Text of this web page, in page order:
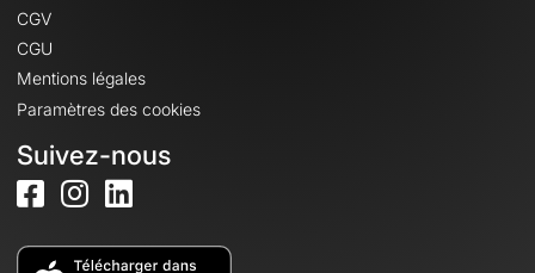
CGV
CGU
Mentions légales
Paramètres des cookies
Suivez-nous